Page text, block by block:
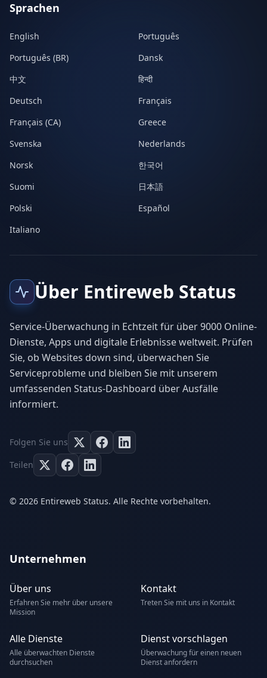
Sprachen
English
Português
Português (BR)
Dansk
中文
हिन्दी
Deutsch
Français
Français (CA)
Greece
Svenska
Nederlands
Norsk
한국어
Suomi
日本語
Polski
Español
Italiano
Über Entireweb Status
Service-Überwachung in Echtzeit für über 9000 Online-
Dienste, Apps und digitale Erlebnisse weltweit. Prüfen
Sie, ob Websites down sind, überwachen Sie
Serviceprobleme und bleiben Sie mit unserem
umfassenden Status-Dashboard über Ausfälle
informiert.
Folgen Sie uns
Teilen
© 2026 Entireweb Status. Alle Rechte vorbehalten.
Unternehmen
Über uns
Erfahren Sie mehr über unsere
Mission
Kontakt
Treten Sie mit uns in Kontakt
Alle Dienste
Alle überwachten Dienste
durchsuchen
Dienst vorschlagen
Überwachung für einen neuen
Dienst anfordern